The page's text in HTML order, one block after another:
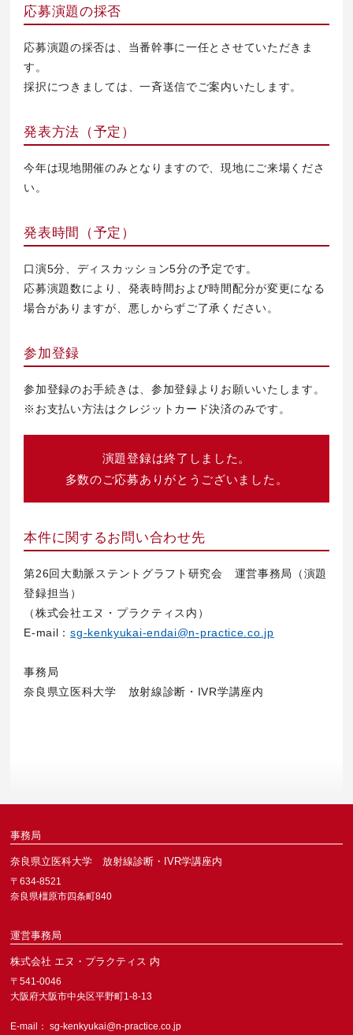
応募演題の採否
応募演題の採否は、当番幹事に一任とさせていただきま
す。
採択につきましては、一斉送信でご案内いたします。
発表方法（予定）
今年は現地開催のみとなりますので、現地にご来場くださ
い。
発表時間（予定）
口演5分、ディスカッション5分の予定です。
応募演題数により、発表時間および時間配分が変更になる
場合がありますが、悪しからずご了承ください。
参加登録
参加登録のお手続きは、 参加登録よりお願いいたします。
※お支払い方法はクレジットカード決済のみです。
演題登録は終了しました。
多数のご応募ありがとうございました。
本件に関するお問い合わせ先
第26回大動脈ステントグラフト研究会 運営事務局（演題
登録担当）
（株式会社エヌ・プラクティス内）
E-mail：sg-kenkyukai-endai@n-practice.co.jp
事務局
奈良県立医科大学 放射線診断・IVR学講座内
事務局
奈良県立医科大学 放射線診断・IVR学講座内
〒634-8521
奈良県橿原市四条町840
運営事務局
株式会社 エヌ・プラクティス 内
〒541-0046
大阪府大阪市中央区平野町1-8-13
E-mail：sg-kenkyukai@n-practice.co.jp